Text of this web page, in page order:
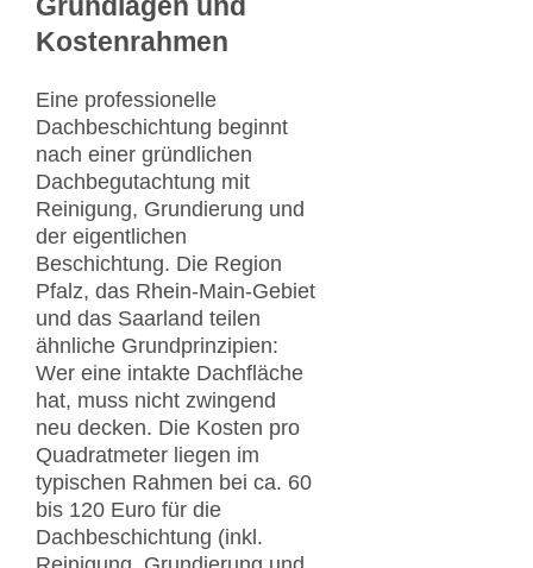
Kostenrahmen
Eine professionelle
Dachbeschichtung beginnt
nach einer gründlichen
Dachbegutachtung mit
Reinigung, Grundierung und
der eigentlichen
Beschichtung. Die Region
Pfalz, das Rhein-Main-Gebiet
und das Saarland teilen
ähnliche Grundprinzipien:
Wer eine intakte Dachfläche
hat, muss nicht zwingend
neu decken. Die Kosten pro
Quadratmeter liegen im
typischen Rahmen bei ca. 60
bis 120 Euro für die
Dachbeschichtung (inkl.